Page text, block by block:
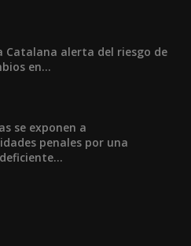
Catalana alerta del riesgo de
en...
se exponen a
penales por una